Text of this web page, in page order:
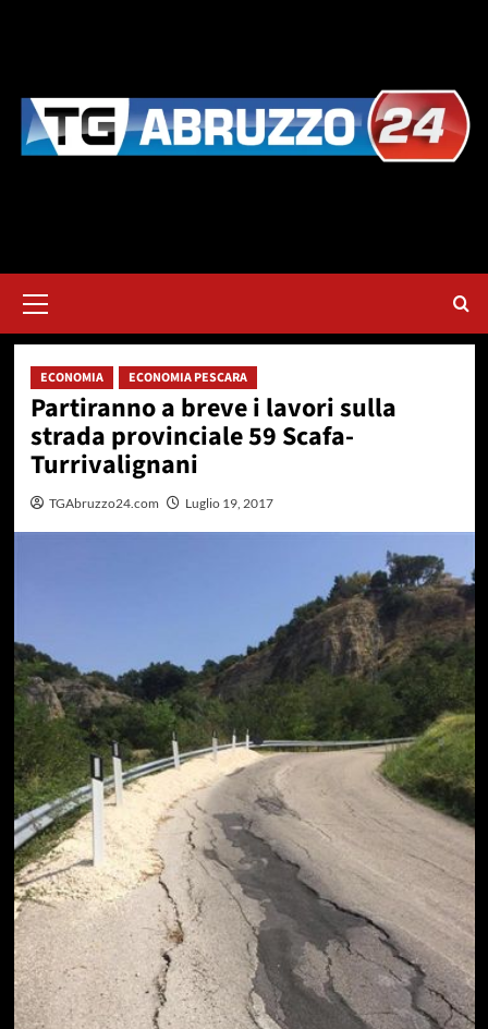
principale
ECONOMIA ECONOMIA PESCARA
Partiranno a breve i lavori sulla
strada provinciale 59 Scafa-
Turrivalignani
TGAbruzzo24.com Luglio 19, 2017